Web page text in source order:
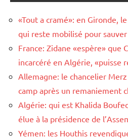
«Tout a cramé»: en Gironde,
qui reste mobilisé pour
France: Zidane «espère» que
incarcéré en Algérie, «puisse
Allemagne: le chancelier
camp après un remaniement
Algérie: qui est Khalida
élue à la présidence de
Yémen: les Houthis